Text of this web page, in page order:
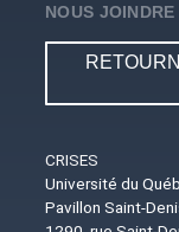
NOUS JOINDRE
CRISES
Université du
Pavillon Saint-